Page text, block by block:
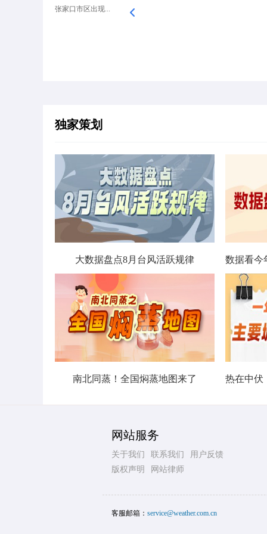
张家口市区出现...
独家策划
大数据盘点8月台风活跃规律
南北同蒸！全国焖蒸地图来了
网站服务
关于我们 联系我们
用户反馈
版权声明
网站律师
客服邮箱： service@weather.com.cn